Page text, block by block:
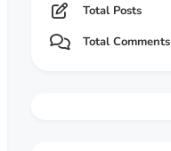
Total Posts
Total Comments